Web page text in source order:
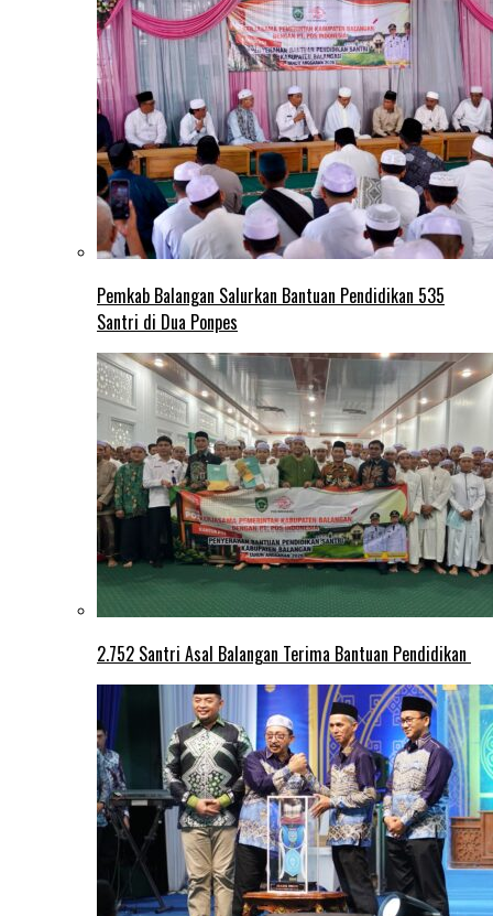
Pemkab Balangan Salurkan Bantuan Pendidikan 535
Santri di Dua Ponpes
2.752 Santri Asal Balangan Terima Bantuan Pendidikan